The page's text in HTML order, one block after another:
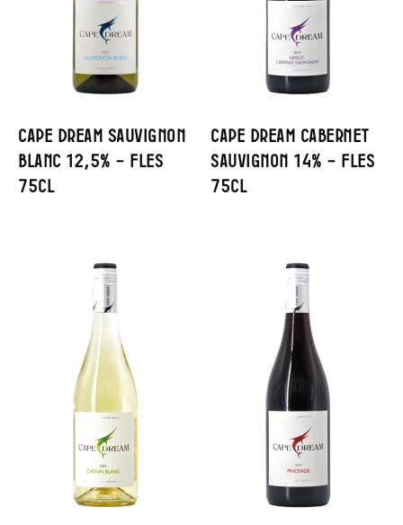
Cape Dream Sauvignon
Blanc 12,5% – Fles
75cl
Cape Dream Cabernet
Sauvignon 14% – Fles
75cl